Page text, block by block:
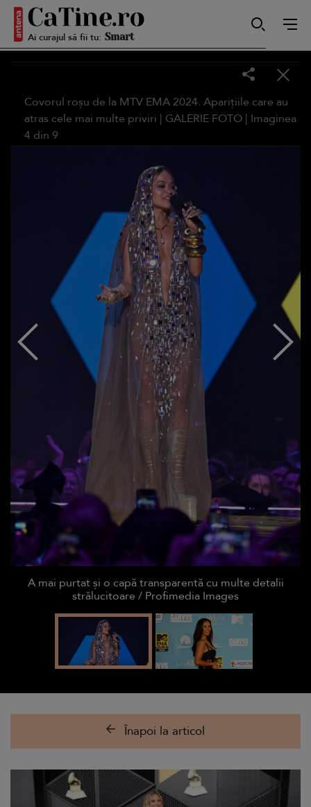
Ai curajul să fii tu: Autentică
Smart
Puternică
Covorul roșu de la MTV EMA 2024. Aparițiile care au
atras cele mai multe priviri | GALERIE FOTO | Imaginea
4 din 9
A mai purtat și o capă transparentă cu multe detalii
strălucitoare / Profimedia Images
Înapoi la articol